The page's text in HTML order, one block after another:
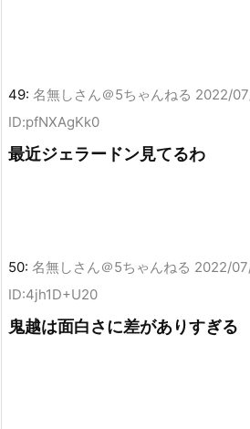
49: 名無しさん＠5ちゃんねる 2022/
ID:pfNXAgKk0
最近ジェラードン見てるわ
50: 名無しさん＠5ちゃんねる 2022/
ID:4jh1D+U20
鬼越は面白さに差がありすぎる